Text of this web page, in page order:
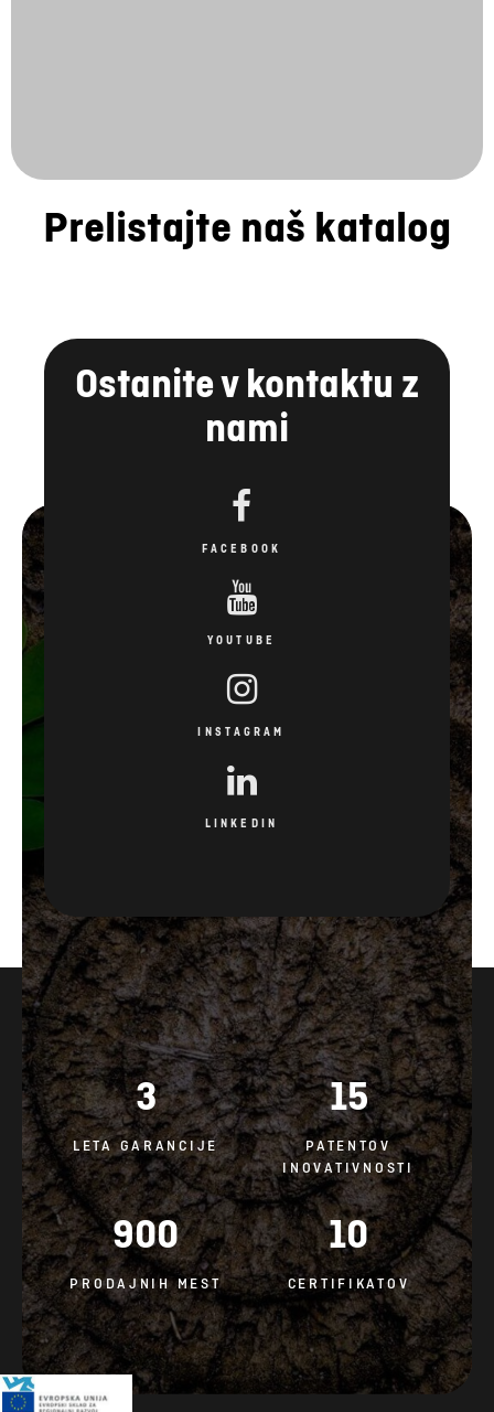
Prelistajte naš katalog
Ostanite v kontaktu z
nami
FACEBOOK
YOUTUBE
INSTAGRAM
LINKEDIN
3
LETA GARANCIJE
15
PATENTOV
INOVATIVNOSTI
900
PRODAJNIH MEST
10
CERTIFIKATOV